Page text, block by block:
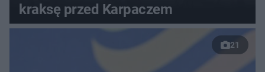
kraksę przed Karpaczem
21